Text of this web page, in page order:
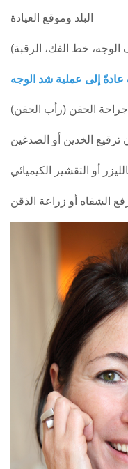
البلد وموقع العيادة
خط الفك، الرقبة)
جراحة الجفن (رأب الجفن)
ترقيع الخدين أو الصدغين
أو التقشير الكيميائي
الشفاه أو زراعة الذقن